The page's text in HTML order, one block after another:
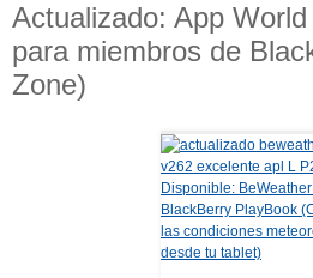
Actualizado: App
para miembros de
Zone)